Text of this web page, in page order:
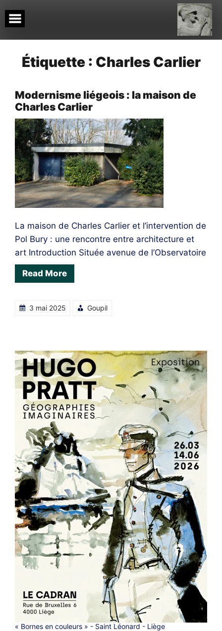
to
content
Étiquette : Charles Carlier
Modernisme liégeois : la maison de
Charles Carlier
La maison de Charles Carlier et l’intervention de
Pol Bury : une rencontre entre architecture et
art Introduction Située avenue de l’Observatoire
Read More
3 mai 2025 Goupil
« Bornes en couleurs » - Saint Léonard - Liège